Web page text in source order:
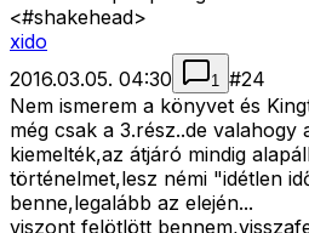
<#shakehead>
xido
2016.03.05. 04:30
1 #24
Nem ismerem a könyvet és
még csak a 3.rész..de
kiemelték,az átjáró mindig
történelmet,lesz némi "idétlen
benne,legalább az elején...
viszont felötlött